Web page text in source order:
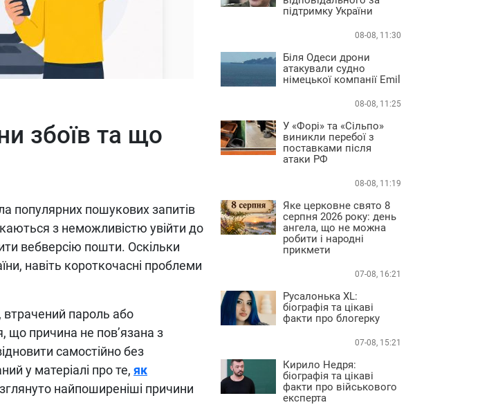
збоїв та що
популярних пошукових запитів
з неможливістю увійти до
вебверсію пошти. Оскільки
навіть короткочасні проблеми
пароль або
що причина не пов’язана з
самостійно без
у матеріалі про те, як
найпоширеніші причини
підтримку України
08-08, 11:30
Біля Одеси дрони
атакували судно
німецької компанії Emil
08-08, 11:25
У «Форі» та «Сільпо»
виникли перебої з
поставками після
атаки РФ
08-08, 11:19
Яке церковне свято 8
серпня 2026 року: день
ангела, що не можна
робити і народні
прикмети
07-08, 16:21
Русалонька XL:
біографія та цікаві
факти про блогерку
07-08, 15:21
Кирило Недря:
біографія та цікаві
факти про військового
експерта